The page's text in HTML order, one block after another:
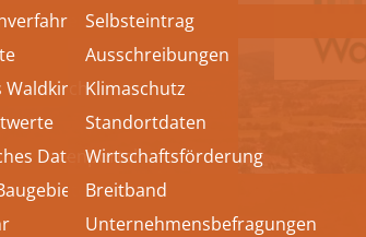
Waldkirch
Datenportal
Selbsteintrag
Ausschreibungen
Klimaschutz
Standortdaten
Wirtschaftsförderung
Breitband
Unternehmensbefragungen